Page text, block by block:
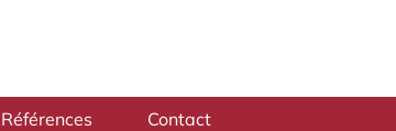
Références Contact